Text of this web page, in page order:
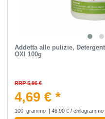
Addetta alle pulizie,
OXI 100g
RRP 5,96 €
4,69 € *
100 grammo | 46,90 € / chilogrammo